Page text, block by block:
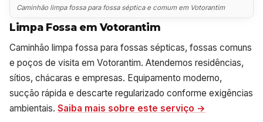
Caminhão limpa fossa para fossa séptica e comum em Votorantim
Limpa Fossa em Votorantim
Caminhão limpa fossa para fossas sépticas, fossas comuns
e poços de visita em Votorantim. Atendemos residências,
sítios, chácaras e empresas. Equipamento moderno,
sucção rápida e descarte regularizado conforme exigências
ambientais. Saiba mais sobre este serviço →